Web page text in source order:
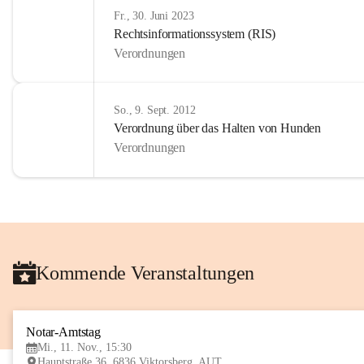
Fr., 30. Juni 2023
Rechtsinformationssystem (RIS)
Verordnungen
So., 9. Sept. 2012
Verordnung über das Halten von Hunden
Verordnungen
Kommende Veranstaltungen
Notar-Amtstag
Mi., 11. Nov., 15:30